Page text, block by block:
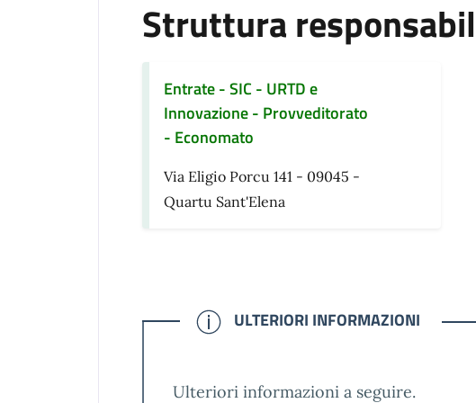
Struttura
Entrate - SIC - URTD e
Innovazione - Provveditorato
- Economato
Via Eligio Porcu 141 - 09045 -
Quartu Sant'Elena
CONFERMATO
ULTERIORI INFORMAZIONI
Ulteriori informazioni a seguire.